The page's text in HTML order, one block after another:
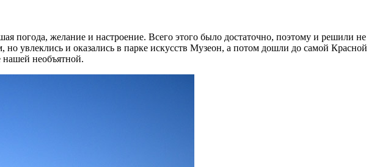
погода, желание и настроение. Всего этого было достаточно, поэтому и решили не
увлеклись и оказались в парке искусств Музеон, а потом дошли до самой Красной
нашей необъятной.